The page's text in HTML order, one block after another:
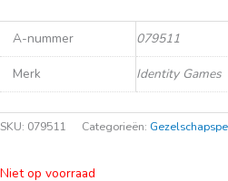
A-nummer 079511
Merk Identity Games
SKU: 079511 Categorieën:
Niet op voorraad